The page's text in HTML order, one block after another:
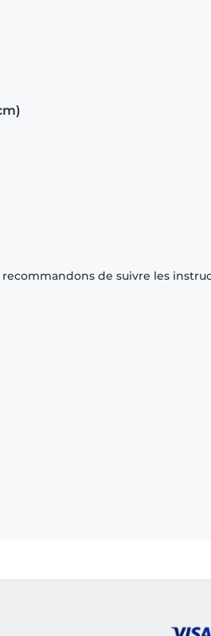
de suivre les